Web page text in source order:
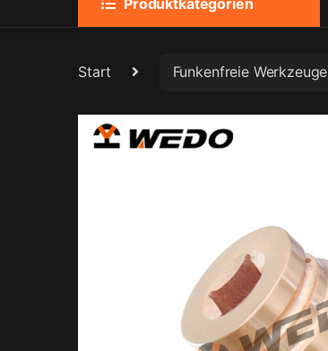
Produktkategorien
Start Funkenfreie Werkzeuge